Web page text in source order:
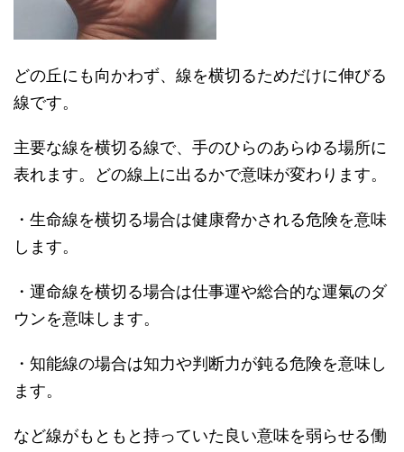
どの丘にも向かわず、線を横切るためだけに伸びる
線です。
主要な線を横切る線で、手のひらのあらゆる場所に
表れます。どの線上に出るかで意味が変わります。
・生命線を横切る場合は健康脅かされる危険を意味
します。
・運命線を横切る場合は仕事運や総合的な運氣のダ
ウンを意味します。
・知能線の場合は知力や判断力が鈍る危険を意味し
ます。
など線がもともと持っていた良い意味を弱らせる働